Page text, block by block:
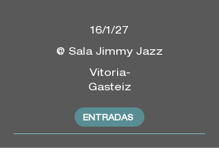
16/1/27
@ Sala Jimmy Jazz
Vitoria-
Gasteiz
ENTRADAS